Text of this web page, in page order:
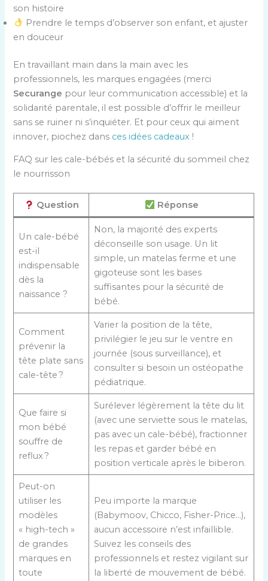
son histoire
Prendre le temps d’observer son enfant, et ajuster
en douceur
En travaillant main dans la main avec les
professionnels, les marques engagées (merci
Securange pour leur communication accessible) et la
solidarité parentale, il est possible d’offrir le meilleur
sans se ruiner ni s’inquiéter. Et pour ceux qui aiment
innover, piochez dans ces idées cadeaux !
FAQ sur les cale-bébés et la sécurité du sommeil chez
le nourrisson
Question Réponse
Un cale-bébé
est-il
indispensable
dès la
naissance ?
Non, la majorité des experts
déconseille son usage. Un lit
simple, un matelas ferme et une
gigoteuse sont les bases
suffisantes pour la sécurité de
bébé.
Comment
prévenir la
tête plate sans
cale-tête ?
Varier la position de la tête,
privilégier le jeu sur le ventre en
journée (sous surveillance), et
consulter si besoin un ostéopathe
pédiatrique.
Que faire si
mon bébé
souffre de
reflux ?
Surélever légèrement la tête du lit
(avec une serviette sous le matelas,
pas avec un cale-bébé), fractionner
les repas et garder bébé en
position verticale après le biberon.
Peut-on
utiliser les
modèles
« high-tech »
de grandes
marques en
toute
Peu importe la marque
(Babymoov, Chicco, Fisher-Price…),
aucun accessoire n’est infaillible.
Suivez les conseils des
professionnels et restez vigilant sur
la liberté de mouvement de bébé.